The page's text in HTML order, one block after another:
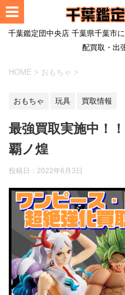
千葉鑑定団中央店 千葉県千葉市
配買取・出
HOME > おもちゃ >
おもちゃ 玩具 買取情報
最強買取実施中！
覇ノ煌
投稿日： 2022年6月3日